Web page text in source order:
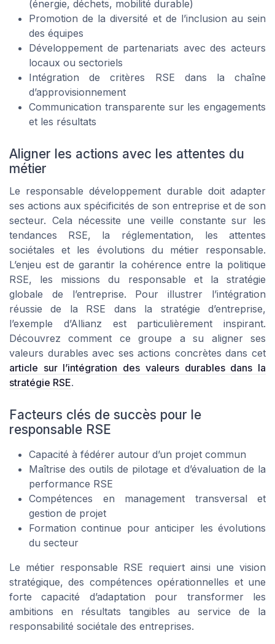
(énergie, déchets, mobilité durable)
Promotion de la diversité et de l’inclusion au sein
des équipes
Développement de partenariats avec des acteurs
locaux ou sectoriels
Intégration de critères RSE dans la chaîne
d’approvisionnement
Communication transparente sur les engagements
et les résultats
Aligner les actions avec les attentes du
métier
Le responsable développement durable doit adapter
ses actions aux spécificités de son entreprise et de son
secteur. Cela nécessite une veille constante sur les
tendances RSE, la réglementation, les attentes
sociétales et les évolutions du métier responsable.
L’enjeu est de garantir la cohérence entre la politique
RSE, les missions du responsable et la stratégie
globale de l’entreprise. Pour illustrer l’intégration
réussie de la RSE dans la stratégie d’entreprise,
l’exemple d’Allianz est particulièrement inspirant.
Découvrez comment ce groupe a su aligner ses
valeurs durables avec ses actions concrètes dans cet
article sur l’intégration des valeurs durables dans la
stratégie RSE.
Facteurs clés de succès pour le
responsable RSE
Capacité à fédérer autour d’un projet commun
Maîtrise des outils de pilotage et d’évaluation de la
performance RSE
Compétences en management transversal et
gestion de projet
Formation continue pour anticiper les évolutions
du secteur
Le métier responsable RSE requiert ainsi une vision
stratégique, des compétences opérationnelles et une
forte capacité d’adaptation pour transformer les
ambitions en résultats tangibles au service de la
responsabilité sociétale des entreprises.